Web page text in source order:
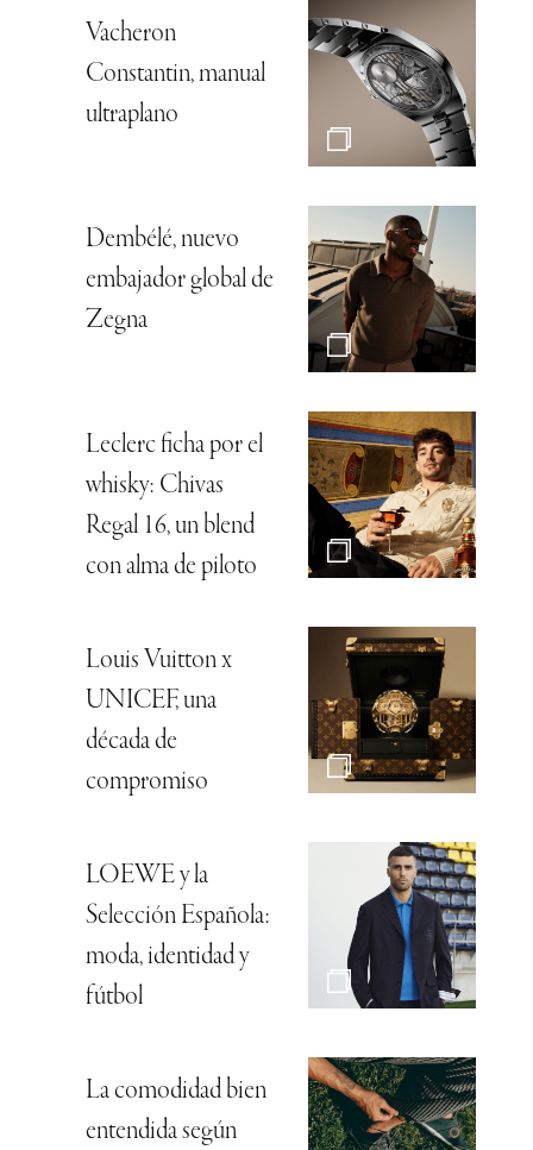
Vacheron
Constantin, manual
ultraplano
Dembélé, nuevo
embajador global de
Zegna
Leclerc ficha por el
whisky: Chivas
Regal 16, un blend
con alma de piloto
Louis Vuitton x
UNICEF, una
década de
compromiso
LOEWE y la
Selección Española:
moda, identidad y
fútbol
La comodidad bien
entendida según